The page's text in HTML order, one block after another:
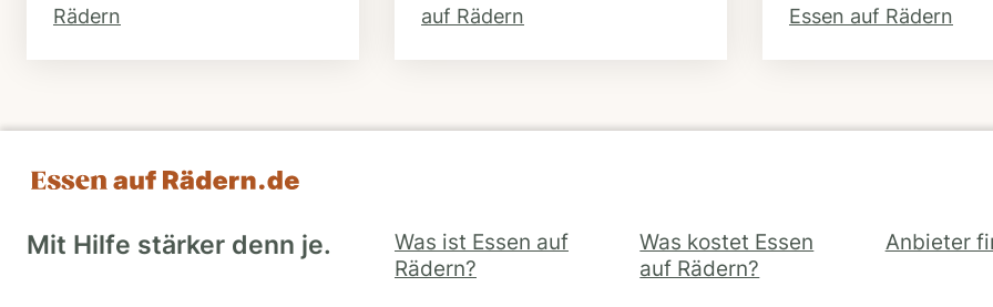
Rädern
auf Rädern
Essen auf Rädern
Mit Hilfe stärker denn je.
Was ist Essen auf
Rädern?
Was kostet Essen
auf Rädern?
Anbieter